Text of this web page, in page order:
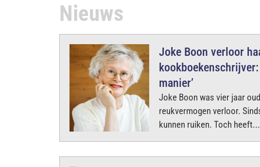
Nieuws
Joke Boon verloor
manier’
Joke Boon was vier jaar
reukvermogen verloor.
kunnen ruiken. Toch heeft...